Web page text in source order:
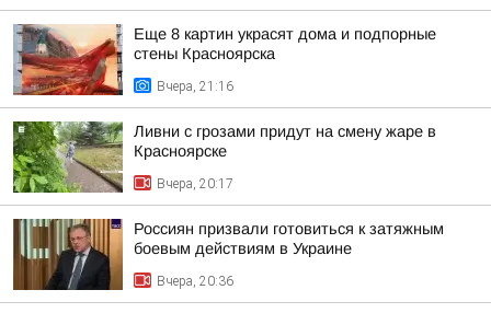
Еще 8 картин украсят дома и подпорные
стены Красноярска
Вчера, 21:16
Ливни с грозами придут на смену жаре в
Красноярске
Вчера, 20:17
Россиян призвали готовиться к затяжным
боевым действиям в Украине
Вчера, 20:36